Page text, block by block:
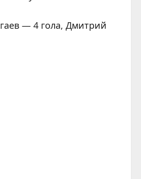
— 4 гола, Дмитрий